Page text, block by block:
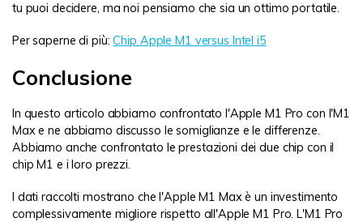
tu puoi decidere, ma noi pensiamo che sia un ottimo portatile.
Per saperne di più:Chip Apple M1 versus Intel i5
Conclusione
In questo articolo abbiamo confrontato l'Apple M1 Pro con l'M1
Max e ne abbiamo discusso le somiglianze e le differenze.
Abbiamo anche confrontato le prestazioni dei due chip con il
chip M1 e i loro prezzi.
I dati raccolti mostrano che l'Apple M1 Max è un investimento
complessivamente migliore rispetto all'Apple M1 Pro. L'M1 Pro